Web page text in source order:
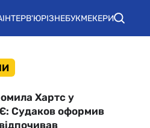
ІНТЕРВ'ЮРІЗНЕБУКМЕКЕРИ
Хартс у
Судаков оформив